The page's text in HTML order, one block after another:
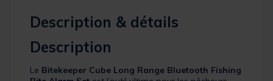
Description & détails
Description
Le Bitekeeper Cube Long Range Bluetooth Fishing